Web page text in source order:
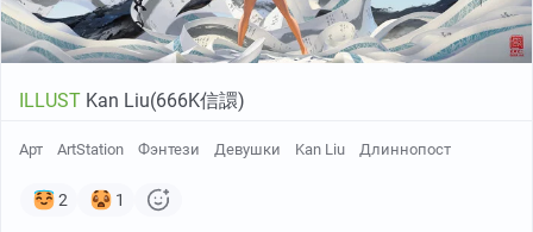
ILLUST Kan Liu(666K信譞)
Арт ArtStation Фэнтези Девушки Kan Liu Длиннопост
2 1